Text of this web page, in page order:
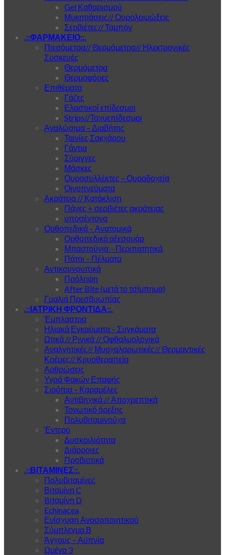
Gel Καθαρισμού
Μυκητιάσεις// Ουρολοιμώξεις
Σερβιέτες// Ταμπόν
.::ΦΑΡΜΑΚΕΙΟ::.
Πιεσόμετρα// Θερμόμετρα// Ηλεκτρονικές
Συσκευές
Θερμόμετρα
Θερμοφόρες
Επιθέματα
Γάζες
Ελαστικοί επίδεσμοι
Strips//Ταχυεπίδεσμοι
Αναλώσιμα – Διαβήτης
Ταινίες Σακχάρου
Γάντια
Σύριγγες
Μάσκες
Ουροσυλλέκτες – Ουροδοχεία
Οινοπνεύματα
Ακράτεια // Κατάκλιση
Πάνες + σερβιέτες ακράτειας
υποσέντονα
Ορθοπεδικά – Ανατομικά
Ορθοπεδικά αξεσουάρ
Μπαστούνια – Περιπατητικά
Πάτοι – Πέλματα
Αντικουνουπικά
Πρόληψη
After Bite (μετά το τσίμπημα)
Γυαλιά Πρεσβυωπίας
.::ΙΑΤΡΙΚΗ ΦΡΟΝΤΙΔΑ::.
Έμπλαστρα
Ηλιακά Εγκαύματα – Συγκάματα
Ωτικά // Ρινικά // Οφθαλμολογικά
Αναλγητικές// Μυοχαλαρωτικές// Θερμαντικές
Κρέμες// Κρυοθεραπεία
Αρθρώσεις
Υγρά Φακών Επαφής
Σιρόπια – Καραμέλες
Αντιβηχικά // Αποχρεπτικά
Τονωτικό όρεξης
Πολυβιταμινούχα
Έντερο
Δυσκοιλιότητα
Διάρροιες
Προβιοτικά
.::ΒΙΤΑΜΙΝΕΣ::.
Πολυβιταμίνες
Βιταμίνη C
Bιταμίνη D
Echinacea
Ενίσχυση Ανοσοποιητικού
Σύμπλεγμα Β
Άγχους – Αϋπνία
Ωμέγα 3